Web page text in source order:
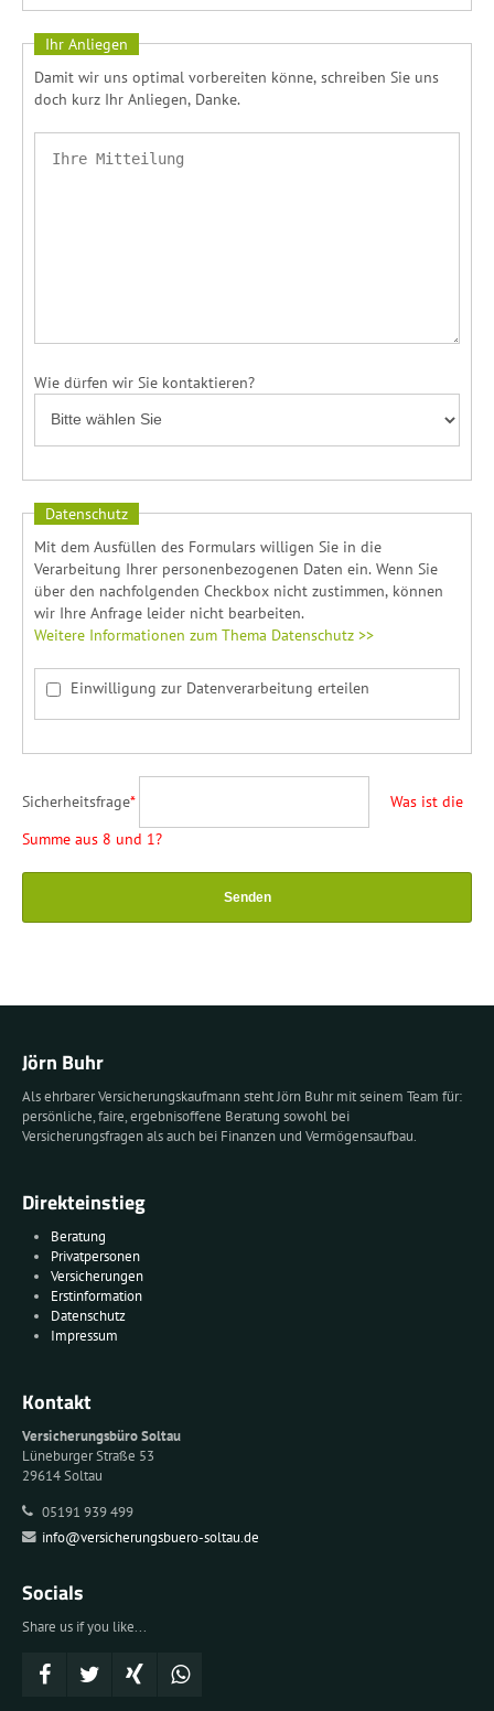
Ihr Anliegen
Damit wir uns optimal vorbereiten könne, schreiben Sie uns
doch kurz Ihr Anliegen, Danke.
Wie dürfen wir Sie kontaktieren?
Datenschutz
Mit dem Ausfüllen des Formulars willigen Sie in die
Verarbeitung Ihrer personenbezogenen Daten ein. Wenn Sie
über den nachfolgenden Checkbox nicht zustimmen, können
wir Ihre Anfrage leider nicht bearbeiten.
Weitere Informationen zum Thema Datenschutz >>
Einwilligung zur Datenverarbeitung erteilen
Sicherheitsfrage*
Was ist die
Summe aus 8 und 1?
Jörn Buhr
Als ehrbarer Versicherungskaufmann steht Jörn Buhr mit seinem Team für:
persönliche, faire, ergebnisoffene Beratung sowohl bei
Versicherungsfragen als auch bei Finanzen und Vermögensaufbau.
Direkteinstieg
Beratung
Privatpersonen
Versicherungen
Erstinformation
Datenschutz
Impressum
Kontakt
Versicherungsbüro Soltau
Lüneburger Straße 53
29614 Soltau
05191 939 499
info@versicherungsbuero-soltau.de
Socials
Share us if you like...